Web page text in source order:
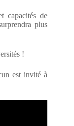
capacités de
plus
!
est invité à